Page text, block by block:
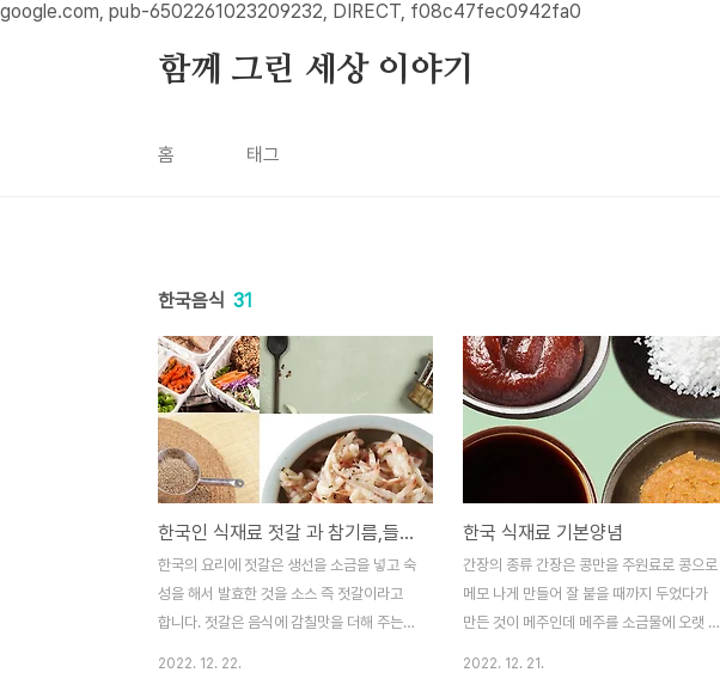
google.com, pub-6502261023209232, DIRECT, f08c47fec0942fa0
본문 바로가기
함께 그린 세상 이야기
홈 태그
한국음식 31
한국인 식재료 젓갈 과 참기름,들기름
한국의 요리에 젓갈은 생선을 소금을 넣고 숙
성을 해서 발효한 것을 소스 즉 젓갈이라고
합니다. 젓갈은 음식에 감칠맛을 더해 주는
2022. 12. 22.
한국 식재료 기본양념
간장의 종류 간장은 콩만을 주원료로 콩으로
메모 나게 만들어 잘 붙을 때까지 두었다가
만든 것이 메주인데 메주를 소금물에 오랫 동
2022. 12. 21.